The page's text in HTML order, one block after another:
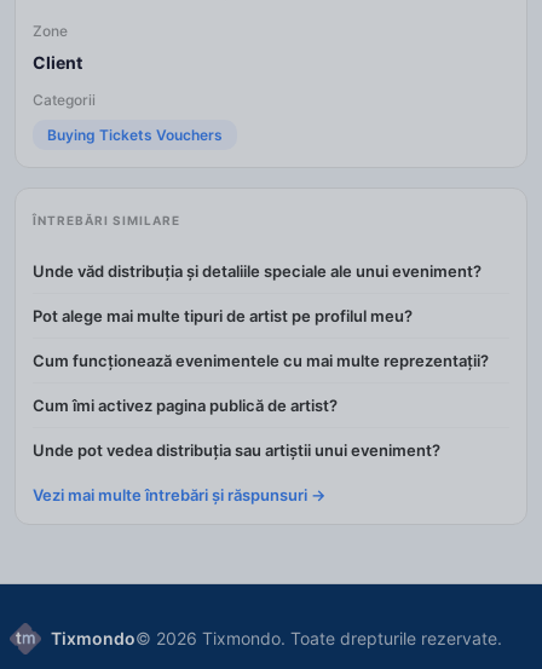
Zone
Client
Categorii
Buying Tickets Vouchers
ÎNTREBĂRI SIMILARE
Unde văd distribuția și detaliile speciale ale unui eveniment?
Pot alege mai multe tipuri de artist pe profilul meu?
Cum funcționează evenimentele cu mai multe reprezentații?
Cum îmi activez pagina publică de artist?
Unde pot vedea distribuția sau artiștii unui eveniment?
Vezi mai multe întrebări și răspunsuri →
Tixmondo© 2026 Tixmondo. Toate drepturile rezervate.